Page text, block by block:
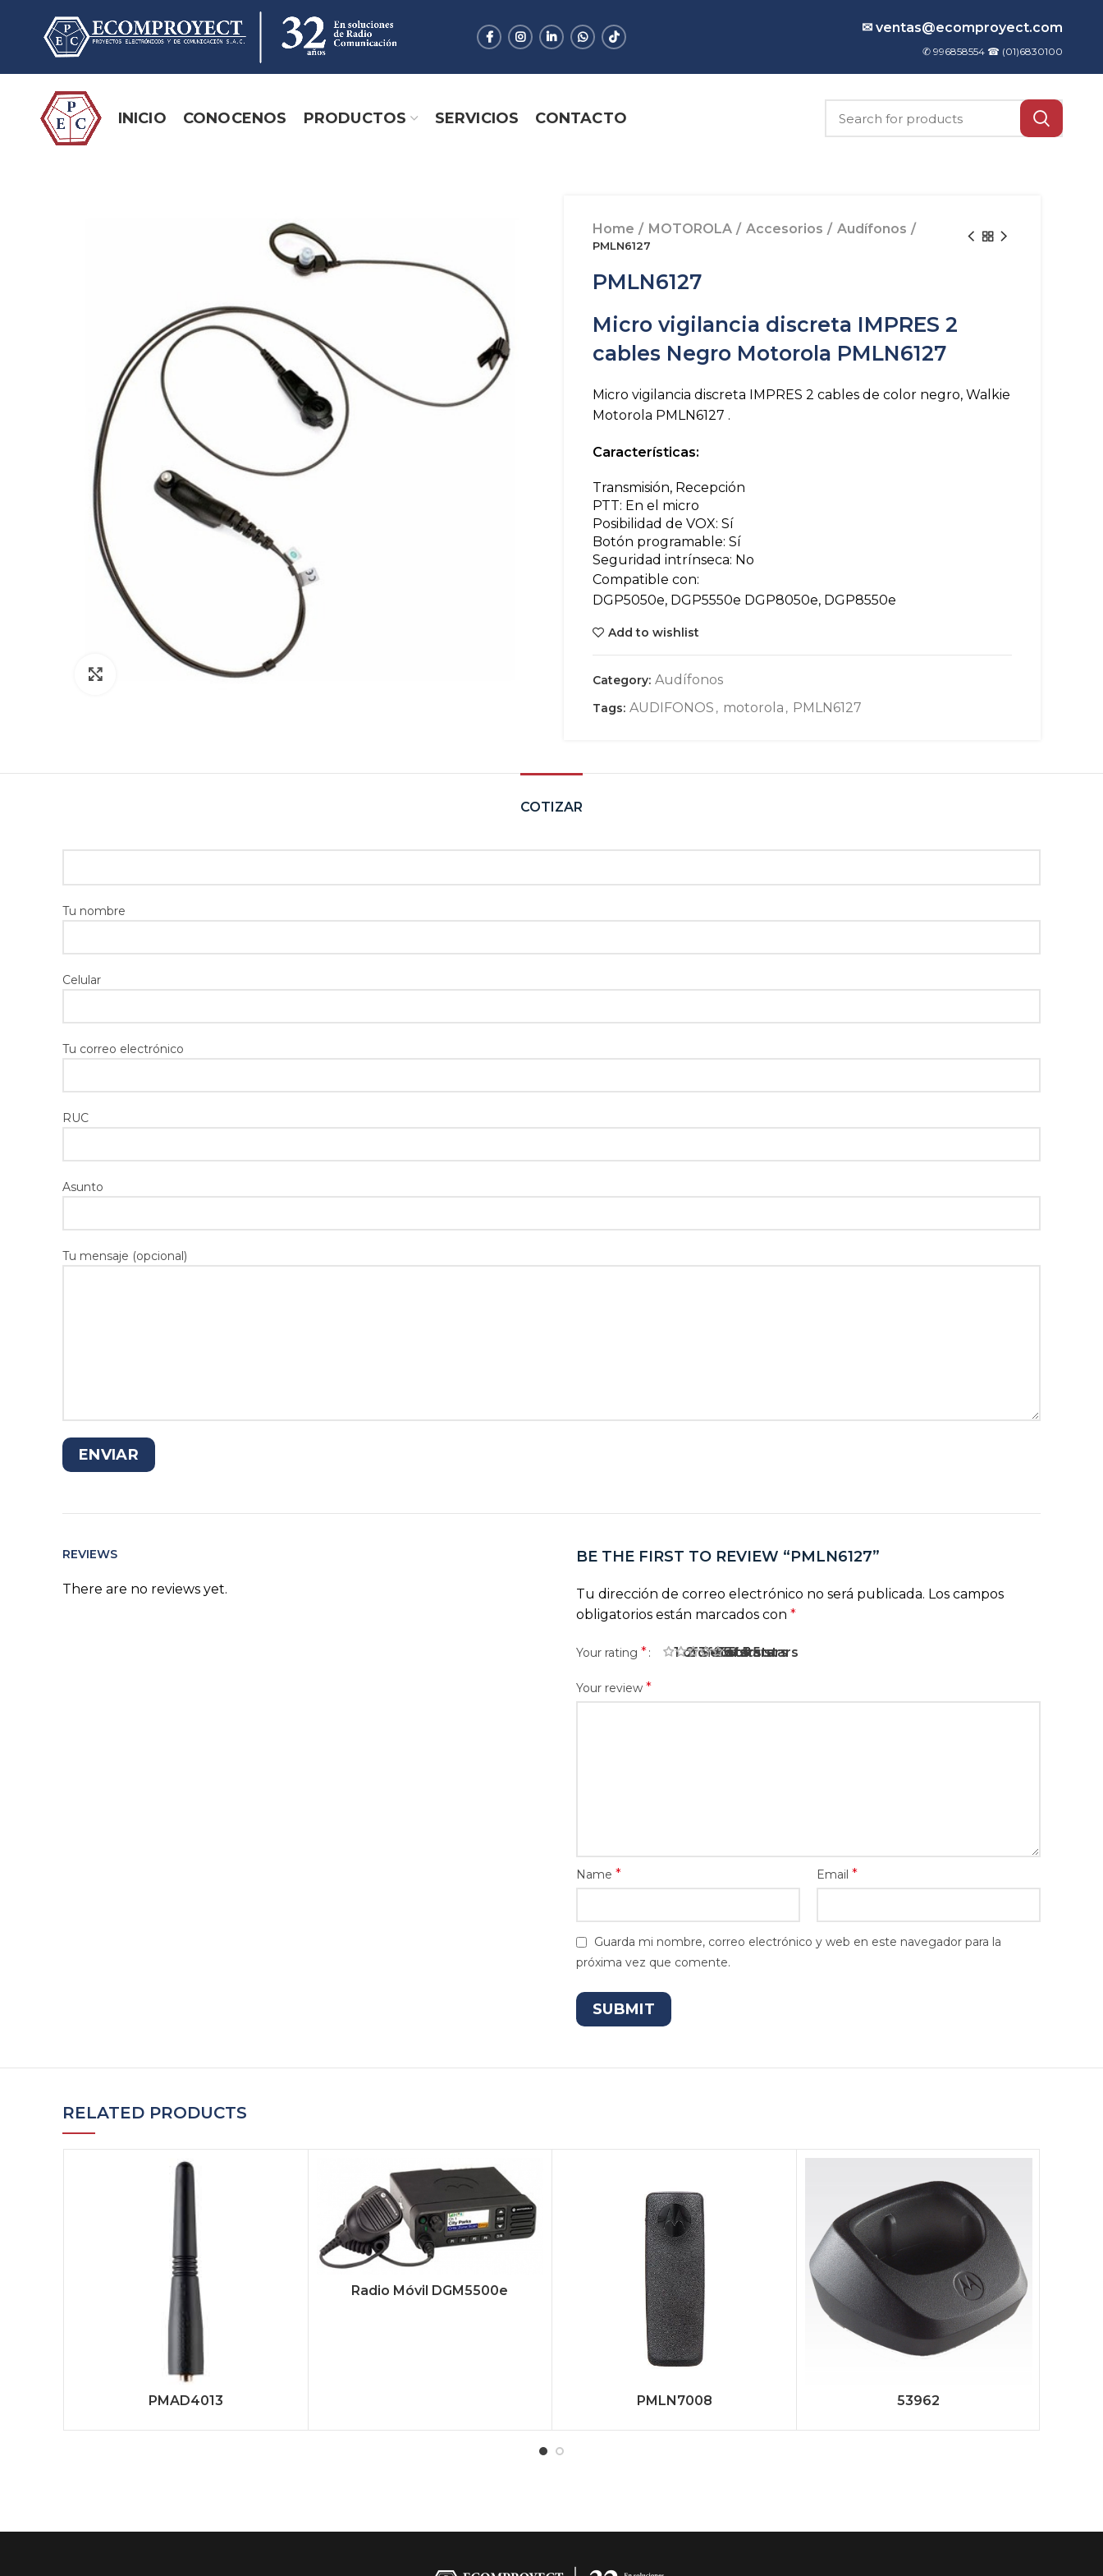
✉ ventas@ecomproyect.com
✆ 996858554 ☎ (01)6830100
INICIO CONOCENOS PRODUCTOS SERVICIOS CONTACTO
Click to enlarge
Home MOTOROLA Accesorios Audífonos
PMLN6127
PMLN6127
Micro vigilancia discreta IMPRES 2
cables Negro Motorola PMLN6127
Micro vigilancia discreta IMPRES 2 cables de color negro, Walkie
Motorola PMLN6127 .
Características:
Transmisión, Recepción
PTT: En el micro
Posibilidad de VOX: Sí
Botón programable: Sí
Seguridad intrínseca: No
Compatible con:
DGP5050e, DGP5550e DGP8050e, DGP8550e
Add to wishlist
Category: Audífonos
Tags: AUDIFONOS , motorola , PMLN6127
COTIZAR
Tu nombre
Celular
Tu correo electrónico
RUC
Asunto
Tu mensaje (opcional)
REVIEWS
There are no reviews yet.
BE THE FIRST TO REVIEW “PMLN6127”
Tu dirección de correo electrónico no será publicada. Los campos
obligatorios están marcados con *
Your rating * 1 of 5 stars
2 of 5 stars
3 of 5 stars
4 of 5 stars
5 of 5 stars
Your review *
Name * Email *
Guarda mi nombre, correo electrónico y web en este navegador para la
próxima vez que comente.
RELATED PRODUCTS
PMAD4013
Radio Móvil DGM5500e
PMLN7008 53962